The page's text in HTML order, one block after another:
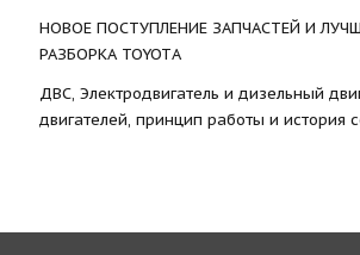
НОВОЕ ПОСТУПЛЕНИЕ ЗАПЧАСТЕЙ И
РАЗБОРКА TOYOTА
ДВС, Электродвигатель и дизельный
двигателей, принцип работы и история